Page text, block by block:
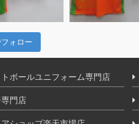
ォロー
ボールユニフォーム専門店
門店